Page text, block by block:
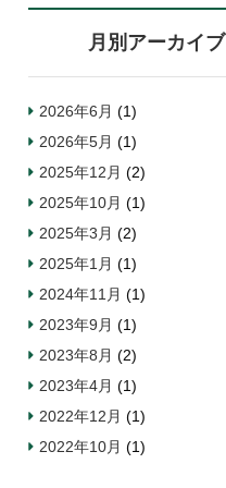
月別アーカイブ
2026年6月 (1)
2026年5月 (1)
2025年12月 (2)
2025年10月 (1)
2025年3月 (2)
2025年1月 (1)
2024年11月 (1)
2023年9月 (1)
2023年8月 (2)
2023年4月 (1)
2022年12月 (1)
2022年10月 (1)